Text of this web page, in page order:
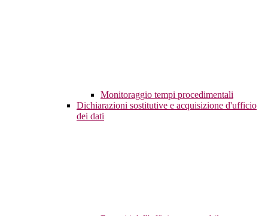
Monitoraggio tempi procedimentali
Dichiarazioni sostitutive e acquisizione d'ufficio
dei dati